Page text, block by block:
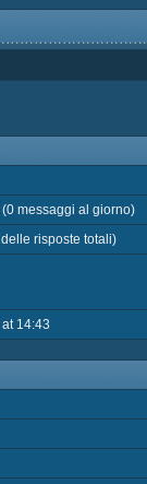
messaggi al giorno)
risposte totali)
14:43